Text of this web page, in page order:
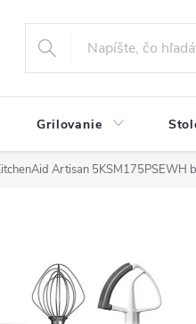
Grilovanie
Artisan 5KSM175PSEWH